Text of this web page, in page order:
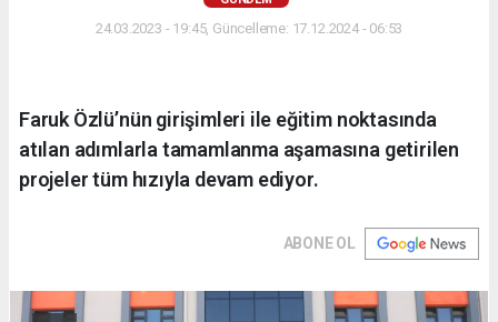
24.03.2023 - 19:45, Güncelleme: 17.12.2024 - 06:53
Faruk Özlü’nün girişimleri ile eğitim noktasında
atılan adımlarla tamamlanma aşamasına getirilen
projeler tüm hızıyla devam ediyor.
ABONE OL